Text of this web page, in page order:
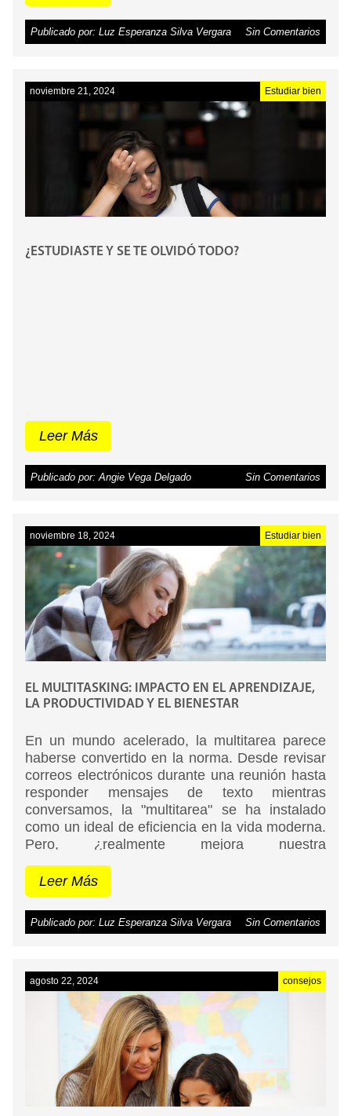
Publicado por: Luz Esperanza Silva Vergara Sin Comentarios
noviembre 21, 2024 Estudiar bien
¿ESTUDIASTE Y SE TE OLVIDÓ TODO?
Leer Más
Publicado por: Angie Vega Delgado Sin Comentarios
noviembre 18, 2024 Estudiar bien
EL MULTITASKING: IMPACTO EN EL APRENDIZAJE,
LA PRODUCTIVIDAD Y EL BIENESTAR
En un mundo acelerado, la multitarea parece
haberse convertido en la norma. Desde revisar
correos electrónicos durante una reunión hasta
responder mensajes de texto mientras
conversamos, la "multitarea" se ha instalado
como un ideal de eficiencia en la vida moderna.
Pero, ¿realmente mejora nuestra
productividad? ¿Cuáles son los impactos de
esta tendencia en el aprendizaje, la
productividad y el bienestar general? Este
artículo busca desmitificar algunas creencias
sobre la multitarea y explorar su impacto en
Leer Más
Publicado por: Luz Esperanza Silva Vergara Sin Comentarios
agosto 22, 2024 consejos